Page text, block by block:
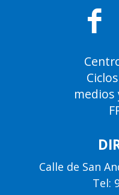
medios
Calle de San
Tel: